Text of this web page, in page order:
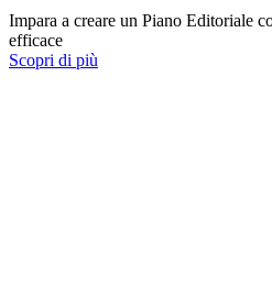
Impara a creare un Piano Editoriale
efficace
Scopri di più